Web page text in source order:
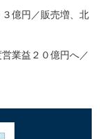
億円／販売増、北
業益２０億円へ／